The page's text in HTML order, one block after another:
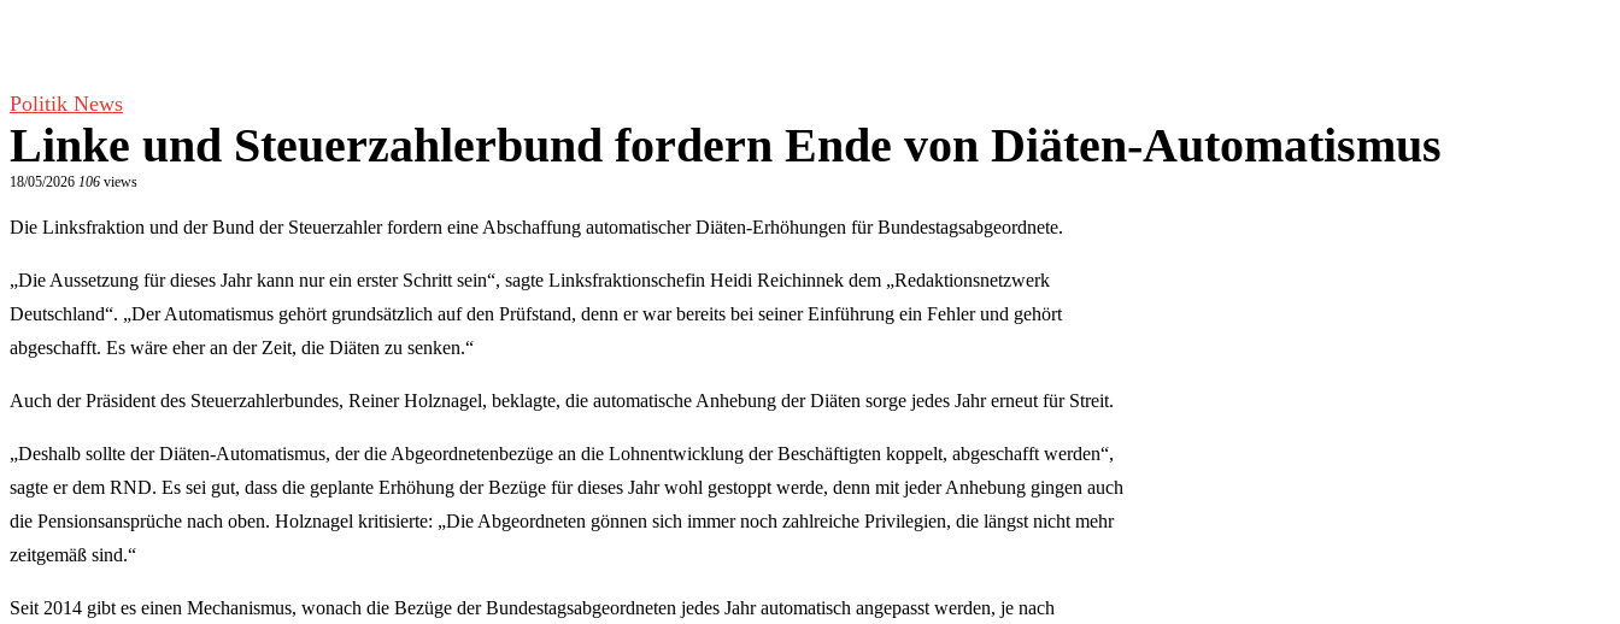
Politik News
Linke und Steuerzahlerbund fordern Ende von Diäten-Automatismus
18/05/2026 106 views
Die Linksfraktion und der Bund der Steuerzahler fordern eine Abschaffung automatischer Diäten-Erhöhungen für Bundestagsabgeordnete.
„Die Aussetzung für dieses Jahr kann nur ein erster Schritt sein“, sagte Linksfraktionschefin Heidi Reichinnek dem „Redaktionsnetzwerk
Deutschland“. „Der Automatismus gehört grundsätzlich auf den Prüfstand, denn er war bereits bei seiner Einführung ein Fehler und gehört
abgeschafft. Es wäre eher an der Zeit, die Diäten zu senken.“
Auch der Präsident des Steuerzahlerbundes, Reiner Holznagel, beklagte, die automatische Anhebung der Diäten sorge jedes Jahr erneut für Streit.
„Deshalb sollte der Diäten-Automatismus, der die Abgeordnetenbezüge an die Lohnentwicklung der Beschäftigten koppelt, abgeschafft werden“,
sagte er dem RND. Es sei gut, dass die geplante Erhöhung der Bezüge für dieses Jahr wohl gestoppt werde, denn mit jeder Anhebung gingen auch
die Pensionsansprüche nach oben. Holznagel kritisierte: „Die Abgeordneten gönnen sich immer noch zahlreiche Privilegien, die längst nicht mehr
zeitgemäß sind.“
Seit 2014 gibt es einen Mechanismus, wonach die Bezüge der Bundestagsabgeordneten jedes Jahr automatisch angepasst werden, je nach